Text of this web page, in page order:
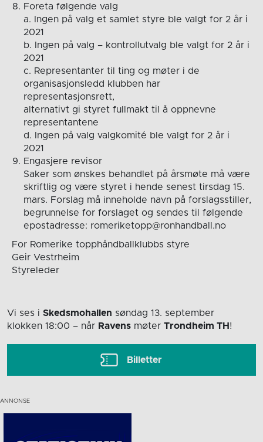
Foreta følgende valg
a. Ingen på valg et samlet styre ble valgt for 2 år i
2021
b. Ingen på valg – kontrollutvalg ble valgt for 2 år i
2021
c. Representanter til ting og møter i de
organisasjonsledd klubben har
representasjonsrett,
alternativt gi styret fullmakt til å oppnevne
representantene
d. Ingen på valg valgkomité ble valgt for 2 år i
2021
Engasjere revisor
Saker som ønskes behandlet på årsmøte må være
skriftlig og være styret i hende senest tirsdag 15.
mars. Forslag må inneholde navn på forslagsstiller,
begrunnelse for forslaget og sendes til følgende
epostadresse: romeriketopp@ronhandball.no
For Romerike topphåndballklubbs styre
Geir Vestrheim
Styreleder
Vi ses i Skedsmohallen søndag 13. september
klokken 18:00 – når Ravens møter Trondheim TH !
Billetter